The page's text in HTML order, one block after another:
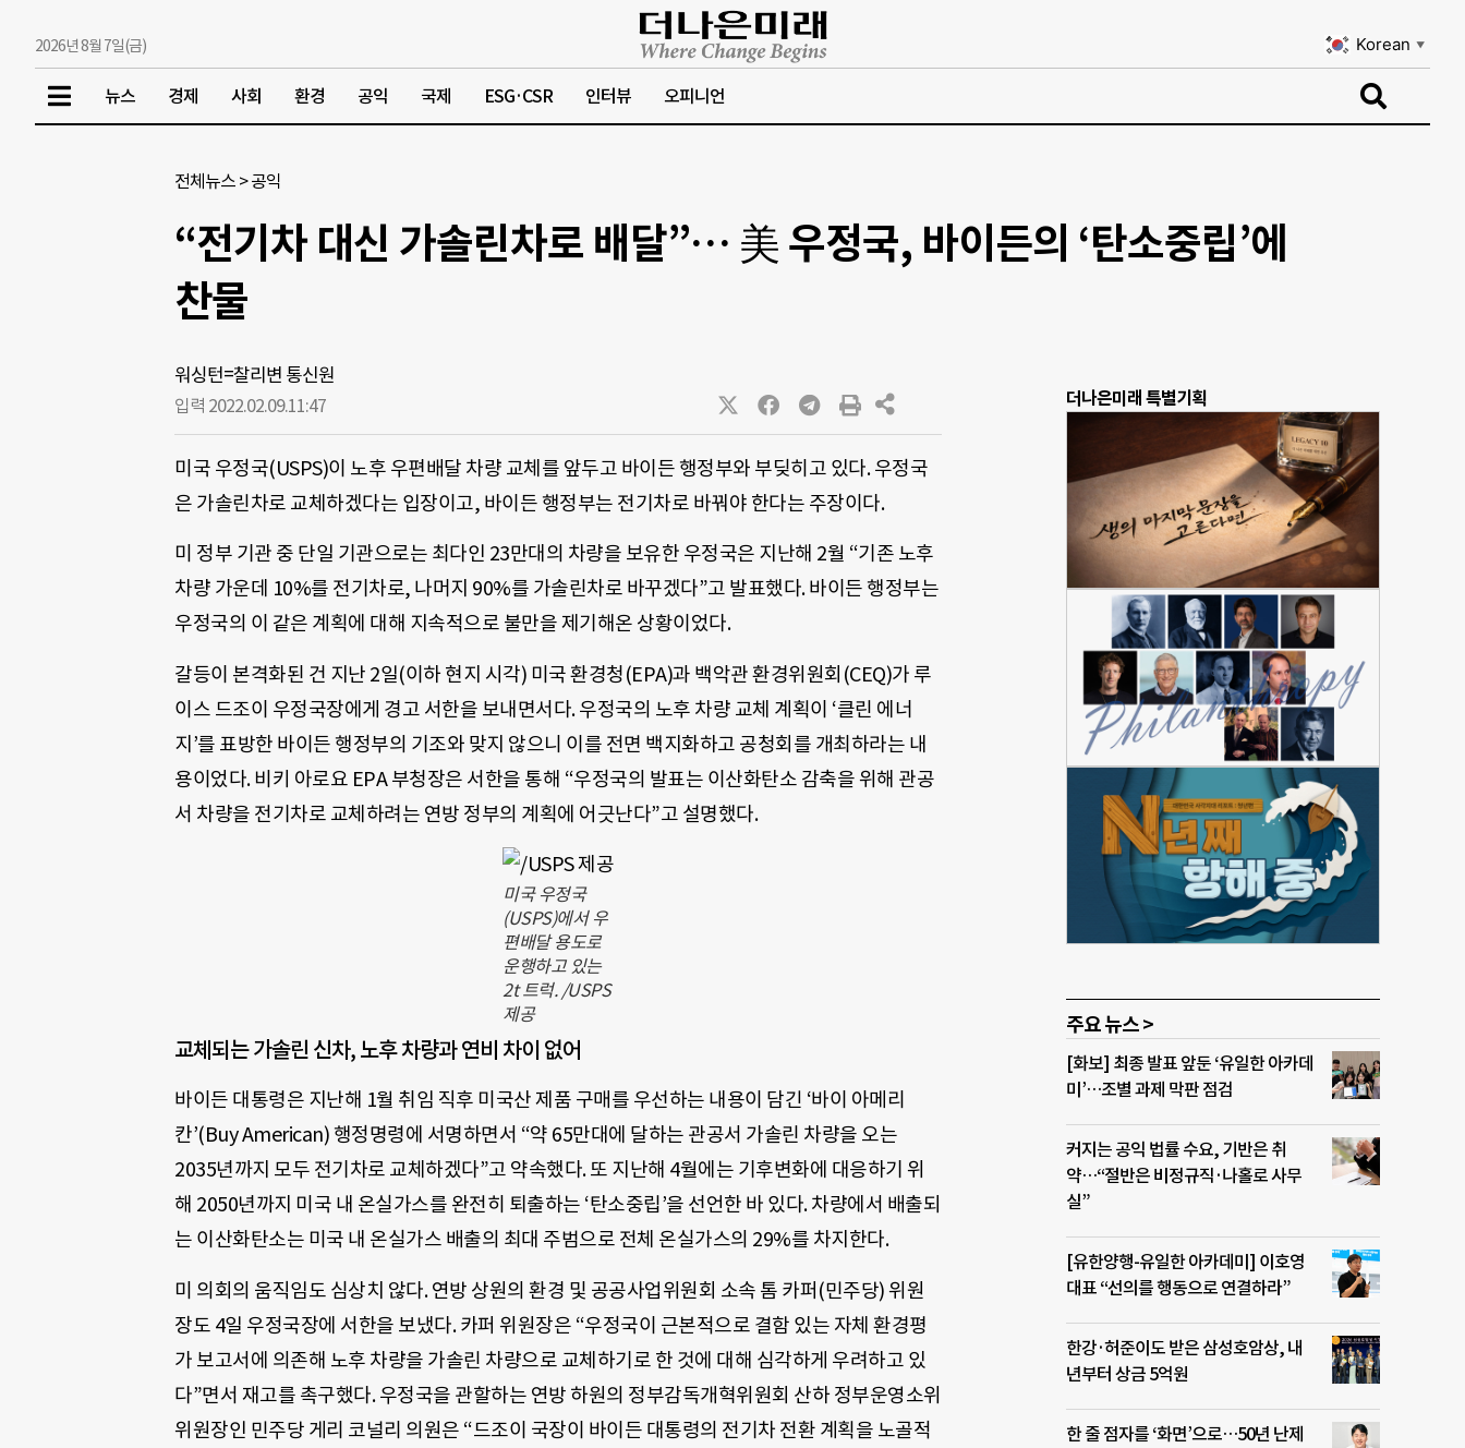
2026년 8월 7일(금) Korean ▼
뉴스 경제 사회 환경 공익 국제 ESG·CSR 인터뷰 오피니언
전체뉴스 >공익
“전기차 대신 가솔린차로 배달”… 美 우정국, 바이든의 ‘탄소중립’에
찬물
워싱턴=찰리변 통신원
입력 2022.02.09.11:47
미국 우정국(USPS)이 노후 우편배달 차량 교체를 앞두고 바이든 행정부와 부딪히고 있다. 우정국
은 가솔린차로 교체하겠다는 입장이고, 바이든 행정부는 전기차로 바꿔야 한다는 주장이다.
미 정부 기관 중 단일 기관으로는 최다인 23만대의 차량을 보유한 우정국은 지난해 2월 “기존 노후
차량 가운데 10%를 전기차로, 나머지 90%를 가솔린차로 바꾸겠다”고 발표했다. 바이든 행정부는
우정국의 이 같은 계획에 대해 지속적으로 불만을 제기해온 상황이었다.
갈등이 본격화된 건 지난 2일(이하 현지 시각) 미국 환경청(EPA)과 백악관 환경위원회(CEQ)가 루
이스 드조이 우정국장에게 경고 서한을 보내면서다. 우정국의 노후 차량 교체 계획이 ‘클린 에너
지’를 표방한 바이든 행정부의 기조와 맞지 않으니 이를 전면 백지화하고 공청회를 개최하라는 내
용이었다. 비키 아로요 EPA 부청장은 서한을 통해 “우정국의 발표는 이산화탄소 감축을 위해 관공
서 차량을 전기차로 교체하려는 연방 정부의 계획에 어긋난다”고 설명했다.
미국 우정국
(USPS)에서 우
편배달 용도로
운행하고 있는
2t 트럭. /USPS
제공
교체되는 가솔린 신차, 노후 차량과 연비 차이 없어
바이든 대통령은 지난해 1월 취임 직후 미국산 제품 구매를 우선하는 내용이 담긴 ‘바이 아메리
칸’(Buy American) 행정명령에 서명하면서 “약 65만대에 달하는 관공서 가솔린 차량을 오는
2035년까지 모두 전기차로 교체하겠다”고 약속했다. 또 지난해 4월에는 기후변화에 대응하기 위
해 2050년까지 미국 내 온실가스를 완전히 퇴출하는 ‘탄소중립’을 선언한 바 있다. 차량에서 배출되
는 이산화탄소는 미국 내 온실가스 배출의 최대 주범으로 전체 온실가스의 29%를 차지한다.
미 의회의 움직임도 심상치 않다. 연방 상원의 환경 및 공공사업위원회 소속 톰 카퍼(민주당) 위원
장도 4일 우정국장에 서한을 보냈다. 카퍼 위원장은 “우정국이 근본적으로 결함 있는 자체 환경평
가 보고서에 의존해 노후 차량을 가솔린 차량으로 교체하기로 한 것에 대해 심각하게 우려하고 있
다”면서 재고를 촉구했다. 우정국을 관할하는 연방 하원의 정부감독개혁위원회 산하 정부운영소위
위원장인 민주당 게리 코널리 의원은 “드조이 국장이 바이든 대통령의 전기차 전환 계획을 노골적
더나은미래 특별기획
주요 뉴스 >
[화보] 최종 발표 앞둔 ‘유일한 아카데
미’…조별 과제 막판 점검
커지는 공익 법률 수요, 기반은 취
약…“절반은 비정규직·나홀로 사무
실”
[유한양행-유일한 아카데미] 이호영
대표 “선의를 행동으로 연결하라”
한강·허준이도 받은 삼성호암상, 내
년부터 상금 5억원
한 줄 점자를 ‘화면’으로…50년 난제